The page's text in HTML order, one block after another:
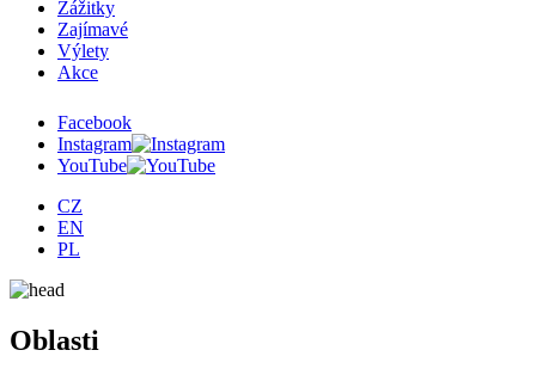
Zážitky
Zajímavé
Výlety
Akce
Facebook
Instagram
YouTube
CZ
EN
PL
Oblasti